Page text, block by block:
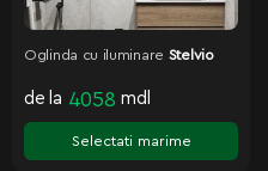
Oglinda cu iluminare Stelvio
de la 4058 mdl
Selectati marime